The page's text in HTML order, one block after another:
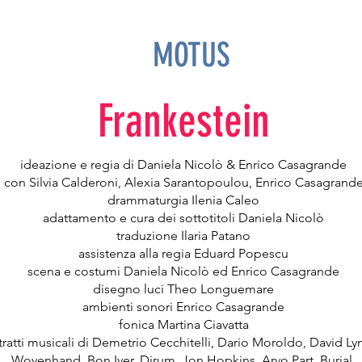
MOTUS
Frankestein
ideazione e regia di Daniela Nicolò & Enrico Casagrande
con Silvia Calderoni, Alexia Sarantopoulou, Enrico Casagrande
drammaturgia Ilenia Caleo
adattamento e cura dei sottotitoli Daniela Nicolò
traduzione Ilaria Patano
assistenza alla regia Eduard Popescu
scena e costumi Daniela Nicolò ed Enrico Casagrande
disegno luci Theo Longuemare
ambienti sonori Enrico Casagrande
fonica Martina Ciavatta
musicali di Demetrio Cecchitelli, Dario Moroldo, David